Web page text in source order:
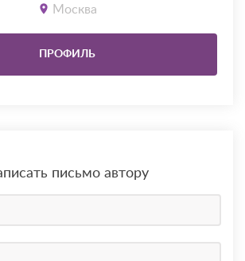
Москва
ПРОФИЛЬ
письмо автору